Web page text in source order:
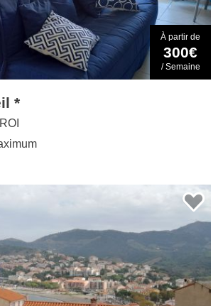
À partir de
300€
/ Semaine
*